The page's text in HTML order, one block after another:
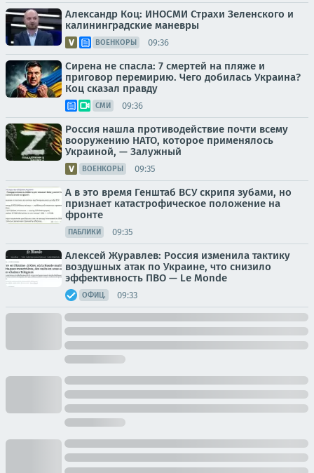
Александр Коц: ИНОСМИ Страхи Зеленского и
калининградские маневры
ВОЕНКОРЫ 09:36
Сирена не спасла: 7 смертей на пляже и
приговор перемирию. Чего добилась Украина?
Коц сказал правду
СМИ 09:36
Россия нашла противодействие почти всему
вооружению НАТО, которое применялось
Украиной, — Залужный
ВОЕНКОРЫ 09:35
А в это время Генштаб ВСУ скрипя зубами, но
признает катастрофическое положение на
фронте
ПАБЛИКИ 09:35
Алексей Журавлев: Россия изменила тактику
воздушных атак по Украине, что снизило
эффективность ПВО — Le Monde
ОФИЦ. 09:33